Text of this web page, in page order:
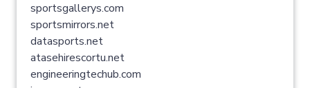
sportsgallerys.com
sportsmirrors.net
datasports.net
atasehirescortu.net
engineeringtechub.com